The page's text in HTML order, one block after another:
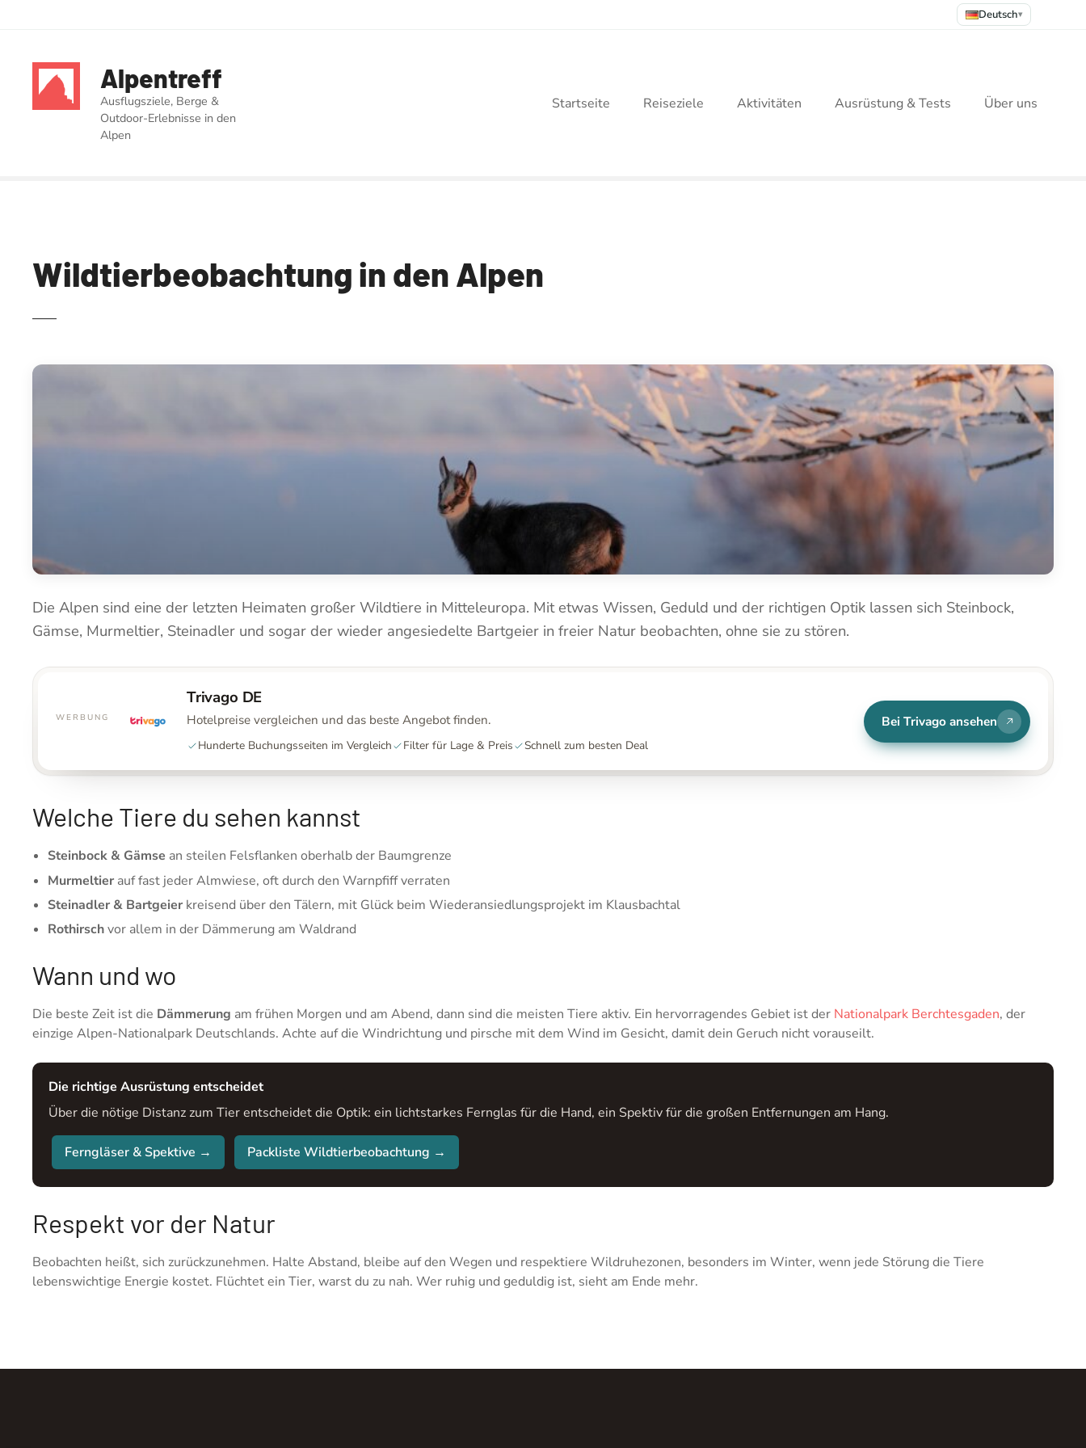
Deutsch▾
Alpentreff
Ausflugsziele, Berge &
Outdoor-Erlebnisse in den
Alpen
Startseite Reiseziele Aktivitäten Ausrüstung & Tests Über uns
Wildtierbeobachtung in den Alpen
Die Alpen sind eine der letzten Heimaten großer Wildtiere in Mitteleuropa. Mit etwas Wissen, Geduld und der richtigen Optik lassen sich Steinbock,
Gämse, Murmeltier, Steinadler und sogar der wieder angesiedelte Bartgeier in freier Natur beobachten, ohne sie zu stören.
WERBUNG
Trivago DE
Hotelpreise vergleichen und das beste Angebot finden.
Hunderte Buchungsseiten im Vergleich Filter für Lage & Preis Schnell zum besten Deal
Bei Trivago ansehen
Welche Tiere du sehen kannst
Steinbock & Gämse an steilen Felsflanken oberhalb der Baumgrenze
Murmeltier auf fast jeder Almwiese, oft durch den Warnpfiff verraten
Steinadler & Bartgeier kreisend über den Tälern, mit Glück beim Wiederansiedlungsprojekt im Klausbachtal
Rothirschvor allem in der Dämmerung am Waldrand
Wann und wo
Die beste Zeit ist die Dämmerung am frühen Morgen und am Abend, dann sind die meisten Tiere aktiv. Ein hervorragendes Gebiet ist der Nationalpark Berchtesgaden, der
einzige Alpen-Nationalpark Deutschlands. Achte auf die Windrichtung und pirsche mit dem Wind im Gesicht, damit dein Geruch nicht vorauseilt.
Die richtige Ausrüstung entscheidet
Über die nötige Distanz zum Tier entscheidet die Optik: ein lichtstarkes Fernglas für die Hand, ein Spektiv für die großen Entfernungen am Hang.
Ferngläser & Spektive → Packliste Wildtierbeobachtung →
Respekt vor der Natur
Beobachten heißt, sich zurückzunehmen. Halte Abstand, bleibe auf den Wegen und respektiere Wildruhezonen, besonders im Winter, wenn jede Störung die Tiere
lebenswichtige Energie kostet. Flüchtet ein Tier, warst du zu nah. Wer ruhig und geduldig ist, sieht am Ende mehr.